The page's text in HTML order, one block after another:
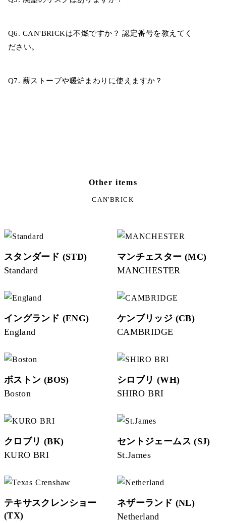
Q6. CAN'BRICKは不燃ですか？ 認定番号を教えてく
ださい。
Q7. 薪ストーブや暖炉まわりに使えますか？
Other items
CAN'BRICK
スタンダード (STD)
Standard
マンチェスター (MC)
MANCHESTER
イングランド (ENG)
England
ケンブリッジ (CB)
CAMBRIDGE
ボストン (BOS)
Boston
シロブリ (WH)
SHIRO BRI
クロブリ (BK)
KURO BRI
セントジェームス (SJ)
St.James
テキサスクレンショー
(TX)
ネザーランド (NL)
Netherland